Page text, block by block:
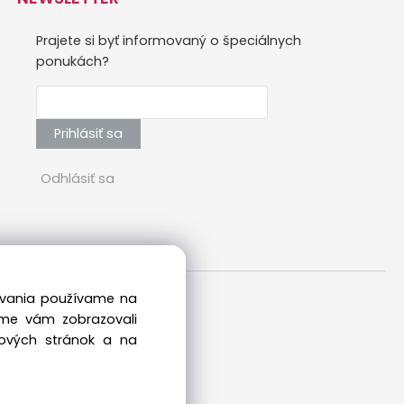
Prajete si byť informovaný o špeciálnych
ponukách?
Prihlásiť sa
Odhlásiť sa
používame na
vám zobrazovali
stránok a na